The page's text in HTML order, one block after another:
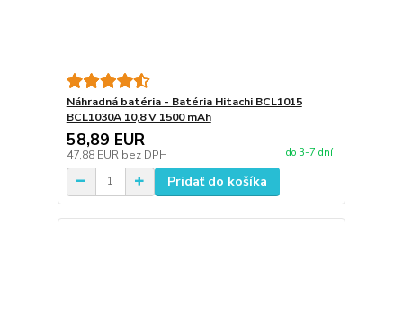
Náhradná batéria - Batéria Hitachi BCL1015
BCL1030A 10,8 V 1500 mAh
58,89 EUR
47,88 EUR bez DPH do 3-7 dní
Pridať do košíka